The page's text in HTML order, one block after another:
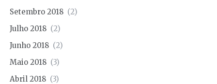
Setembro 2018 (2)
Julho 2018 (2)
Junho 2018 (2)
Maio 2018 (3)
Abril 2018 (3)